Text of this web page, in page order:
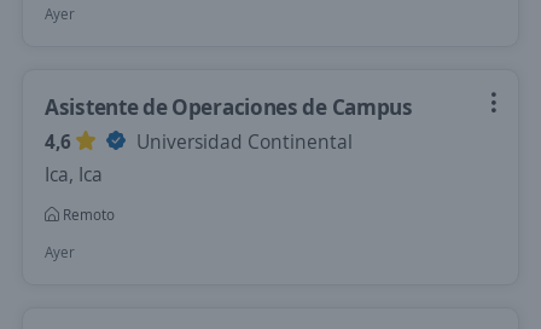
Ayer
Asistente de Operaciones de Campus
4,6
Universidad Continental
Ica, Ica
Remoto
Ayer